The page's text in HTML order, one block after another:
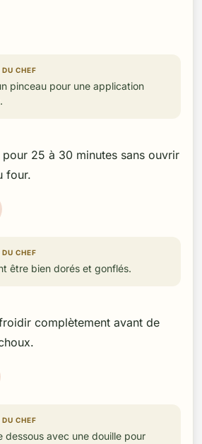
CHEF
pinceau pour une application
pour 25 à 30 minutes sans ouvrir
four.
CHEF
être bien dorés et gonflés.
complètement avant de
CHEF
dessous avec une douille pour